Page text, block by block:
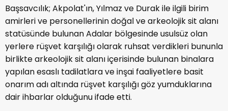
Başsavcılık; Akpolat'ın, Yılmaz ve Durak ile ilgili birim
amirleri ve personellerinin doğal ve arkeolojik sit alanı
statüsünde bulunan Adalar bölgesinde usulsüz olan
yerlere rüşvet karşılığı olarak ruhsat verdikleri bununla
birlikte arkeolojik sit alanı içerisinde bulunan binalara
yapılan esaslı tadilatlara ve inşai faaliyetlere basit
onarım adı altında rüşvet karşılığı göz yumduklarına
dair ihbarlar olduğunu ifade etti.